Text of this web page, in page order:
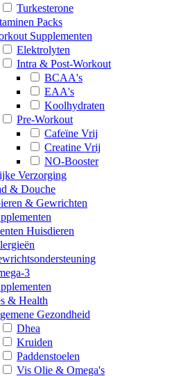
Turkesterone
Packs
Supplementen
Elektrolyten
Intra & Post-Workout
BCAA's
EAA's
Koolhydraten
Pre-Workout
Cafeïne Vrij
Creatine Vrij
NO-Booster
Verzorging
& Douche
& Gewrichten
Huisdieren
3
& Health
Gezondheid
Dhea
Kruiden
Paddenstoelen
Vis Olie & Omega's